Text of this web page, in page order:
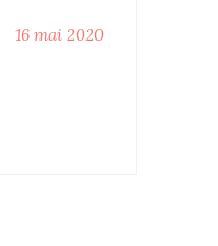
16 mai 2020